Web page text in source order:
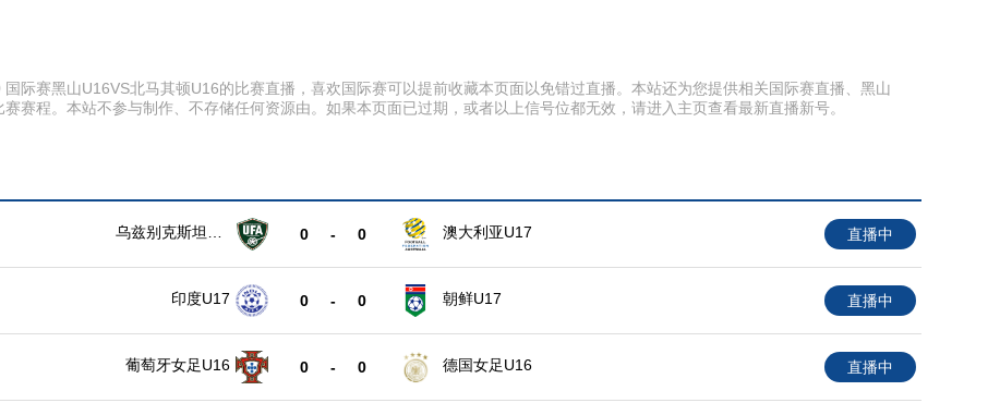
际赛黑山U16VS北马其顿U16的比赛直播，喜欢国际赛可以提前收藏本页面以免错过直播。本站还为您提供相关国际赛直播、黑山
赛程。本站不参与制作、不存储任何资源由。如果本页面已过期，或者以上信号位都无效，请进入主页查看最新直播新号。
乌兹别克斯坦U1
0 - 0 澳大利亚U17 直播中
印度U17 0 - 0 朝鲜U17 直播中
葡萄牙女足U16 0 - 0 德国女足U16 直播中